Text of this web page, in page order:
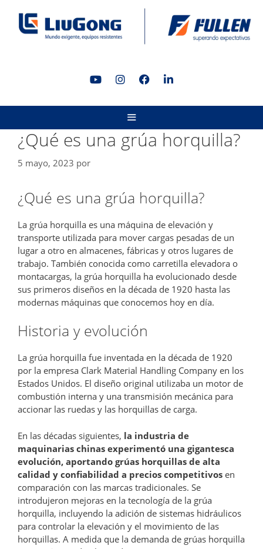
contenido
¿Qué es una grúa horquilla?
5 mayo, 2023 por
¿Qué es una grúa horquilla?
La grúa horquilla es una máquina de elevación y
transporte utilizada para mover cargas pesadas de un
lugar a otro en almacenes, fábricas y otros lugares de
trabajo. También conocida como carretilla elevadora o
montacargas, la grúa horquilla ha evolucionado desde
sus primeros diseños en la década de 1920 hasta las
modernas máquinas que conocemos hoy en día.
Historia y evolución
La grúa horquilla fue inventada en la década de 1920
por la empresa Clark Material Handling Company en los
Estados Unidos. El diseño original utilizaba un motor de
combustión interna y una transmisión mecánica para
accionar las ruedas y las horquillas de carga.
En las décadas siguientes, la industria de
maquinarias chinas experimentó una gigantesca
evolución, aportando grúas horquillas de alta
calidad y confiabilidad a precios competitivos en
comparación con las marcas tradicionales. Se
introdujeron mejoras en la tecnología de la grúa
horquilla, incluyendo la adición de sistemas hidráulicos
para controlar la elevación y el movimiento de las
horquillas. A medida que la demanda de grúas horquilla